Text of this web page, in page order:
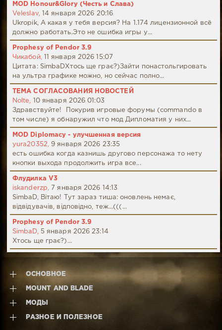
MOD Honour&Glory (Честь и Слава)
Veleslav,
14 января 2026 20:16
Ukropik, А какая у тебя версия? На 1.174 лицензионной всё
должно работать.Это не ошибка игры у...
Prophesy of Pendor 3.9
Чикабой,
11 января 2026 15:07
Цитата: SimbaDХтось ще грає?)Зайти понастольгировать
на ультра графике можно, но сейчас полно...
ТЕМА СОГЛАСОВАНИЯ НОВОСТЕЙ
Nolte,
10 января 2026 01:03
Здравствуйте! Покурив игровые форумы (commando в
том числе) я обнаружил что мод Дипломатия у них...
MOD Diplomacy - улучшенная версия
yura20352,
9 января 2026 23:35
есть ошибка когда казнишь другово персонажа то нету
кнопки выхода продолжить игра все...
Флудилка V3
iskanderzp,
7 января 2026 14:13
SimbaD, Вітаю! Тут зараз тиша: оновлень немає,
відвідувачів, відповідно, теж...(((...
Prophesy of Pendor 3.9
SimbaD,
5 января 2026 23:14
Хтось ще грає?)...
ОСНОВНОЕ
MOUNT AND BLADE
МОДЫ
РАЗНОЕ И ПОЛЕЗНОЕ